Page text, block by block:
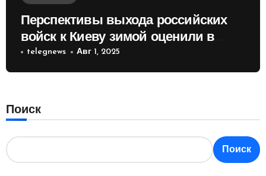
Перспективы выхода российских
войск к Киеву зимой оценили в
России
telegnews Авг 1, 2025
Поиск
Поиск